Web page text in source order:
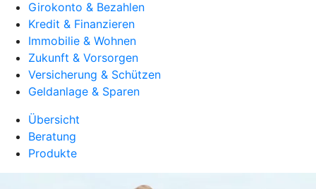
Girokonto & Bezahlen
Kredit & Finanzieren
Immobilie & Wohnen
Zukunft & Vorsorgen
Versicherung & Schützen
Geldanlage & Sparen
Übersicht
Beratung
Produkte